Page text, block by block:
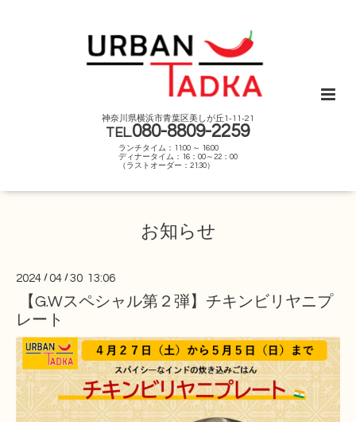
神奈川県横浜市青葉区美しが丘1-11-21
TEL.080-8809-2259
ランチタイム：11:00 ～ 16:00
ディナータイム：16：00～22：00
（ラストオーダー：21:30）
お知らせ
2024 /04 /30 13:06
【G.Wスペシャル第２弾】チキンビリヤニプ
レート